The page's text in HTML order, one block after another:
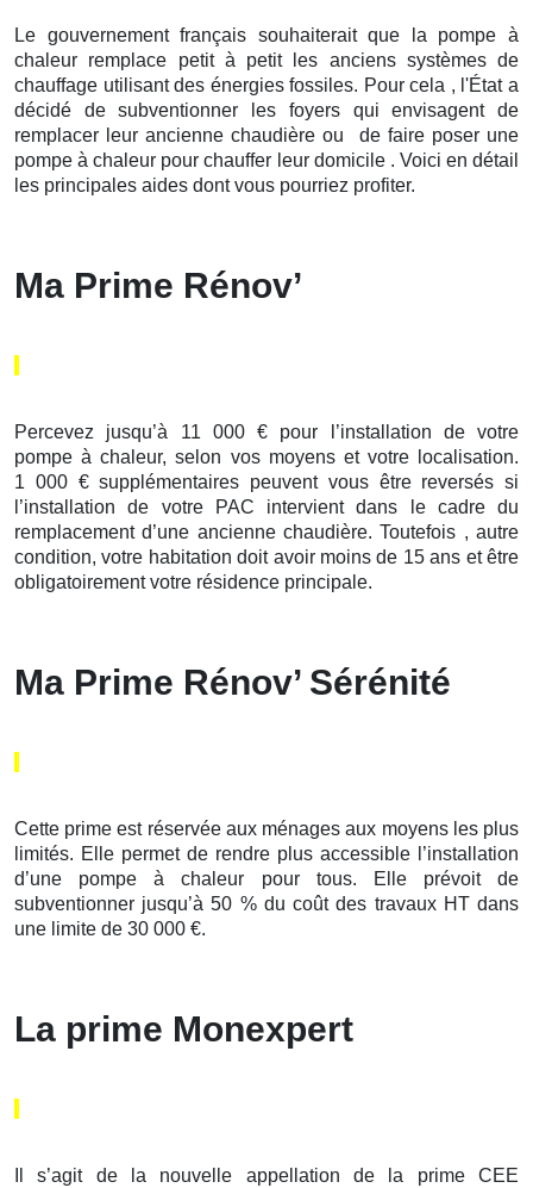
Le gouvernement français souhaiterait que la pompe à
chaleur remplace petit à petit les anciens systèmes de
chauffage utilisant des énergies fossiles. Pour cela , l'État a
décidé de subventionner les foyers qui envisagent de
remplacer leur ancienne chaudière ou de faire poser une
pompe à chaleur pour chauffer leur domicile . Voici en détail
les principales aides dont vous pourriez profiter.
Ma Prime Rénov’
Percevez jusqu’à 11 000 € pour l’installation de votre
pompe à chaleur, selon vos moyens et votre localisation.
1 000 € supplémentaires peuvent vous être reversés si
l’installation de votre PAC intervient dans le cadre du
remplacement d’une ancienne chaudière. Toutefois , autre
condition, votre habitation doit avoir moins de 15 ans et être
obligatoirement votre résidence principale.
Ma Prime Rénov’ Sérénité
Cette prime est réservée aux ménages aux moyens les plus
limités. Elle permet de rendre plus accessible l’installation
d’une pompe à chaleur pour tous. Elle prévoit de
subventionner jusqu’à 50 % du coût des travaux HT dans
une limite de 30 000 €.
La prime Monexpert
Il s’agit de la nouvelle appellation de la prime CEE